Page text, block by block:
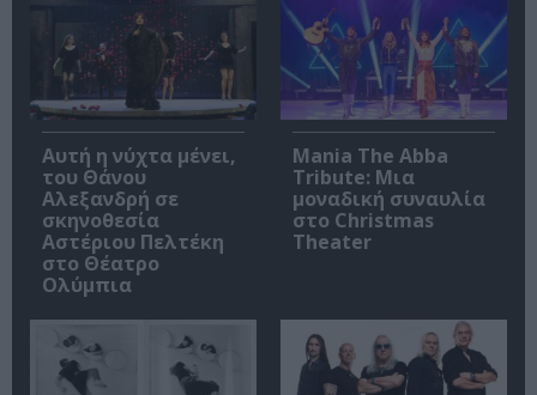
Αυτή η νύχτα μένει,
του Θάνου
Αλεξανδρή σε
σκηνοθεσία
Αστέριου Πελτέκη
στο Θέατρο
Ολύμπια
Mania The Abba
Tribute: Μια
μοναδική συναυλία
στο Christmas
Theater